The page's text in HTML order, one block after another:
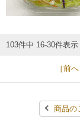
103件中 16-30件表示
［前へ
商品の